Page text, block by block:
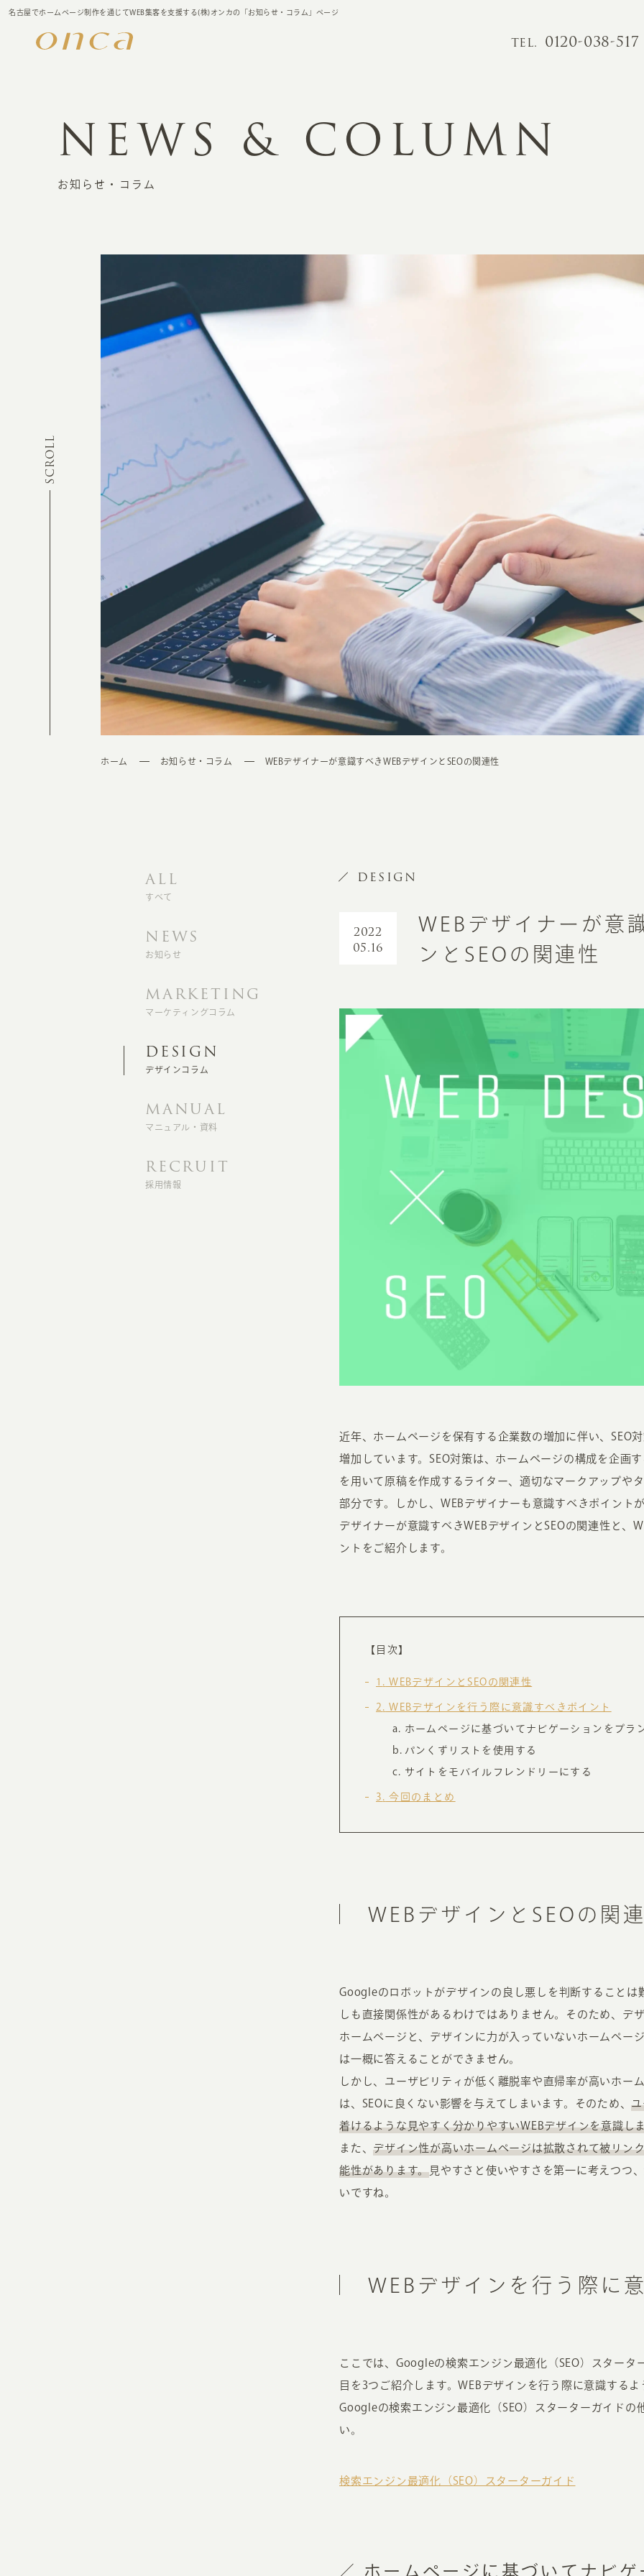
名古屋でホームページ制作を通じてWEB集客を支援する(株)オンカの「お知らせ・コラム」ページ
TEL. 0120-038-517
INFORMATION
ホーム
制作実績
ホームページ集客の重要性
よくある質問
お知らせ・コラム
ABOUT
オンカについて
オフィス紹介・会社概要
ホームページ集客にかける想い
社会貢献活動
オン
ク
検
NEWS & COLUMN
お知らせ・コラム
SCROLL
ホーム お知らせ・コラム WEBデザイナーが意識すべきWEBデザインとSEOの関連性
ALL
すべて
NEWS
お知らせ
MARKETING
マーケティングコラム
DESIGN
デザインコラム
MANUAL
マニュアル・資料
RECRUIT
採用情報
DESIGN
WEBデザイナーが意
ンとSEOの関連性
2022
05.16
近年、ホームページを保有する企業数の増加に伴い、SEO
増加しています。SEO対策は、ホームページの構成を企画
を用いて原稿を作成するライター、適切なマークアップや
部分です。しかし、WEBデザイナーも意識すべきポイント
デザイナーが意識すべきWEBデザインとSEOの関連性と、
ントをご紹介します。
【目次】
1 WEBデザインとSEOの関連性
2 WEBデザインを行う際に意識すべきポイント
ホームページに基づいてナビゲーションをプラ
パンくずリストを使用する
サイトをモバイルフレンドリーにする
3 今回のまとめ
WEBデザインとSEOの関
Googleのロボットがデザインの良し悪しを判断することは
しも直接関係性があるわけではありません。そのため、デ
ホームページと、デザインに力が入っていないホームペー
は一概に答えることができません。
しかし、ユーザビリティが低く離脱率や直帰率が高いホー
は、SEOに良くない影響を与えてしまいます。そのため、
着けるような見やすく分かりやすいWEBデザインを意識し
また、デザイン性が高いホームページは拡散されて被リン
能性があります。見やすさと使いやすさを第一に考えつつ
いですね。
WEBデザインを行う際に
ここでは、Googleの検索エンジン最適化（SEO）スタータ
目を3つご紹介します。WEBデザインを行う際に意識するよ
Googleの検索エンジン最適化（SEO）スターターガイドの
い。
検索エンジン最適化（SEO）スターターガイド
ホームページに基づいてナビ